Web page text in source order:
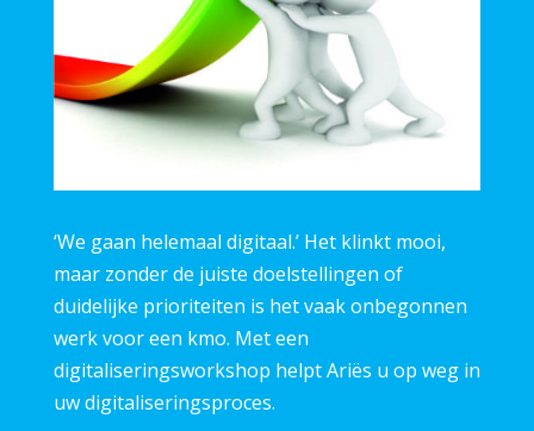
‘We gaan helemaal digitaal.’ Het klinkt mooi,
maar zonder de juiste doelstellingen of
duidelijke prioriteiten is het vaak onbegonnen
werk voor een kmo. Met een
digitaliseringsworkshop helpt Ariës u op weg in
uw digitaliseringsproces.